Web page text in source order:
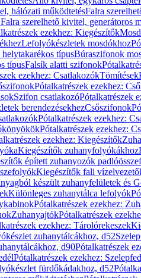
hálózati működtetésFalra
szerelhető kivitel, generátoros
ezekhez: Kiegészítők
Lefolyókészletek mosdókhoz
típusBúraszifonok
típusFalsík alatti szifonok
ezekhez: CsatlakozókTömítések
Pótalkatrészek ezekhez:
Szifon csatlakozóPótalkatrészek
berendezésekhezCsőszifonok
Pótalkatrészek ezekhez:
Pótalkatrészek ezekhez:
ezekhez: Kiegészítők
Kiegészítők zuhanyfolyókákhoz
épített zuhanyozók
Kiegészítők fali
készült zuhanyfelületek és
Különleges zuhanytálca lefolyók
Pótalkatrészek ezekhez:
ZuhanyajtókPótalkatrészek
ezekhez: Tárolórekeszek
zuhanytálcákhoz, d52
d90Pótalkatrészek
Pótalkatrészek ezekhez:
fürdőkádakhoz, d52